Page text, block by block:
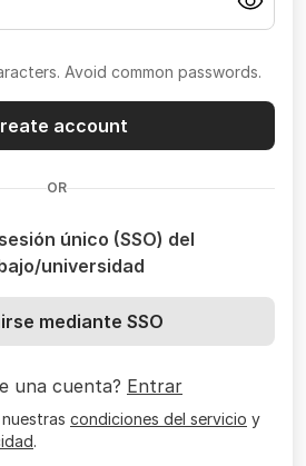
Avoid common passwords.
account
OR
único (SSO) del
universidad
mediante SSO
una cuenta? Entrar
condiciones del servicio y
.